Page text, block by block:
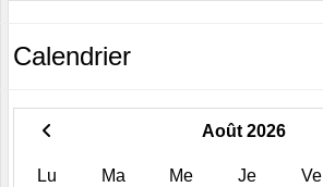
Calendrier
Août 2026
Lu Ma Me Je Ve